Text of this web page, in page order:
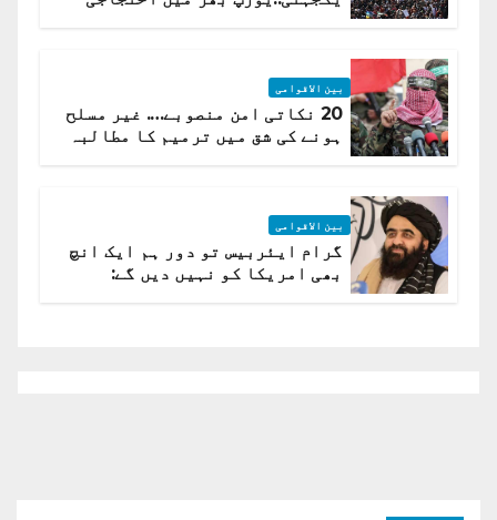
بین الاقوامی
20 نکاتی امن منصوبے…. غیر مسلح
ہونے کی شق میں ترمیم کا مطالبہ
بین الاقوامی
گرام ایئربیس تو دور ہم ایک انچ
بھی امریکا کو نہیں دیں گے: